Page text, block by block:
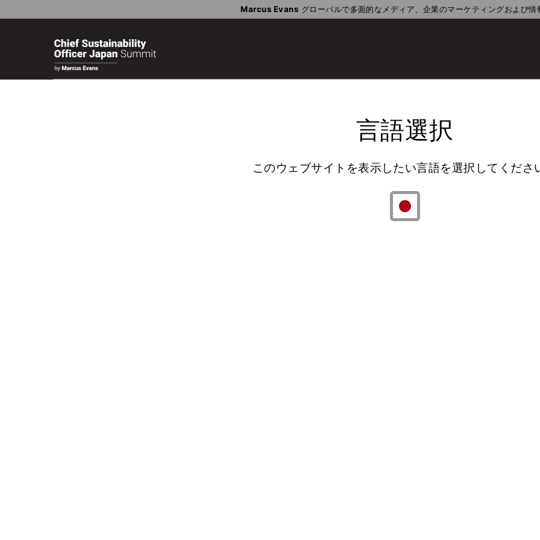
Marcus Evans グローバルで多面的なメディア、企業のマーケティングおよび情
言語選択
このウェブサイトを表示したい言語を選択してくださ